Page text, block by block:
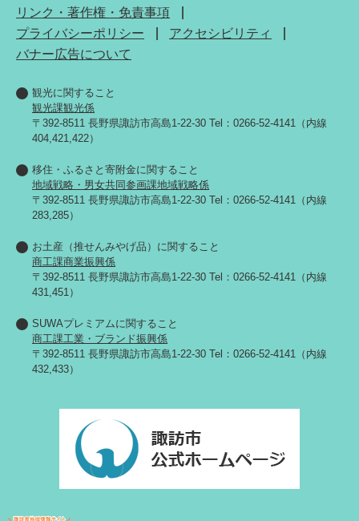
リンク・著作権・免責事項
プライバシーポリシー
アクセシビリティ
バナー広告について
観光に関すること
観光課観光係
〒392-8511 長野県諏訪市高島1-22-30 Tel：0266-52-4141（内線
404,421,422）
移住・ふるさと寄附金に関すること
地域戦略・男女共同参画課地域戦略係
〒392-8511 長野県諏訪市高島1-22-30 Tel：0266-52-4141（内線
283,285）
お土産（推せんみやげ品）に関すること
商工課商業振興係
〒392-8511 長野県諏訪市高島1-22-30 Tel：0266-52-4141（内線
431,451）
SUWAプレミアムに関すること
商工課工業・ブランド振興係
〒392-8511 長野県諏訪市高島1-22-30 Tel：0266-52-4141（内線
432,433）